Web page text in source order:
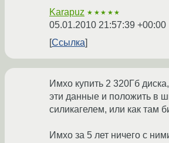
Karapuz ★★★★★
05.01.2010 21:57:39 +00:00
Ссылка
Имхо купить 2 320Гб
эти данные и положить в
силикагелем, или как там
Имхо за 5 лет ничего с